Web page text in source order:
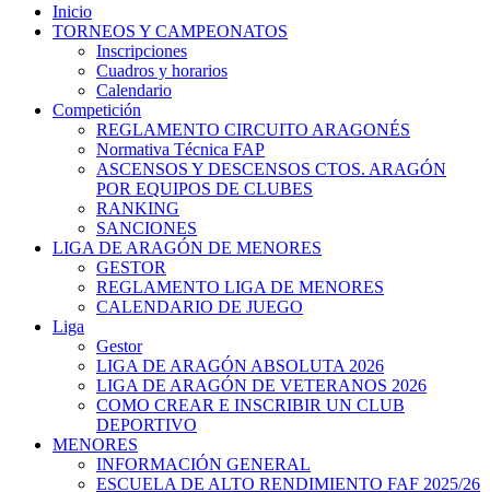
Inicio
TORNEOS Y CAMPEONATOS
Inscripciones
Cuadros y horarios
Calendario
Competición
REGLAMENTO CIRCUITO ARAGONÉS
Normativa Técnica FAP
ASCENSOS Y DESCENSOS CTOS. ARAGÓN
POR EQUIPOS DE CLUBES
RANKING
SANCIONES
LIGA DE ARAGÓN DE MENORES
GESTOR
REGLAMENTO LIGA DE MENORES
CALENDARIO DE JUEGO
Liga
Gestor
LIGA DE ARAGÓN ABSOLUTA 2026
LIGA DE ARAGÓN DE VETERANOS 2026
COMO CREAR E INSCRIBIR UN CLUB
DEPORTIVO
MENORES
INFORMACIÓN GENERAL
ESCUELA DE ALTO RENDIMIENTO FAF 2025/26